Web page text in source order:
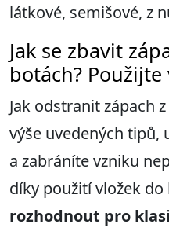
látkové, semišové, z
Jak se zbavit
botách?
Jak odstranit zápach
výše uvedených tipů,
a zabráníte vzniku
díky použití vložek do
rozhodnout pro